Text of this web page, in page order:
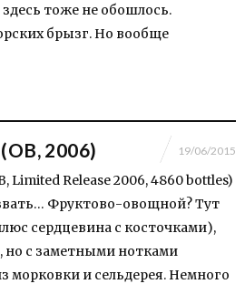
тоже не обошлось.
брызг. Но вообще
2006) 19/06/2015
Limited Release 2006, 4860 bottles)
Фруктово-овощной? Тут
сердцевина с косточками),
но с заметными нотками
морковки и сельдерея. Немного